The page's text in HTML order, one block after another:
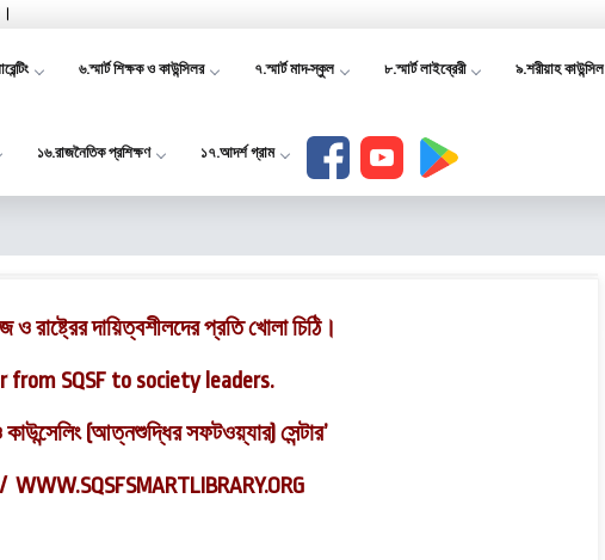
৬.স্মার্ট শিক্ষক ও কাউন্সিলর ৭.স্মার্ট মাদ-স্কুল ৮.স্মার্ট লাইব্রেরী ৯.শরীয়াহ কাউন্সিল
১৬.রাজনৈতিক প্রশিক্ষণ ১৭.আদর্শ গ্রাম
রাষ্ট্রের দায়িত্বশীলদের প্রতি খোলা চিঠি।
from SQSF to society leaders.
কাউন্সেলিং (আত্নশুদ্ধির সফটওয়্যার) সেন্টার’
WWW.SQSFSMARTLIBRARY.ORG